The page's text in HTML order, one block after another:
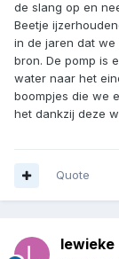
de slang op en
Beetje
in de jaren dat
bron. De pomp is
water naar het
boompjes die we
het dankzij deze
Quote
lewieke